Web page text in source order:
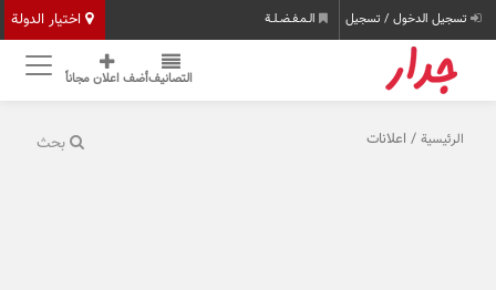
اختيار الدولة تسجيل الدخول / تسجيل الـمـفـضـلـة
التصانيفأضف اعلان مجاناً
بحث الرئيسية / اعلانات